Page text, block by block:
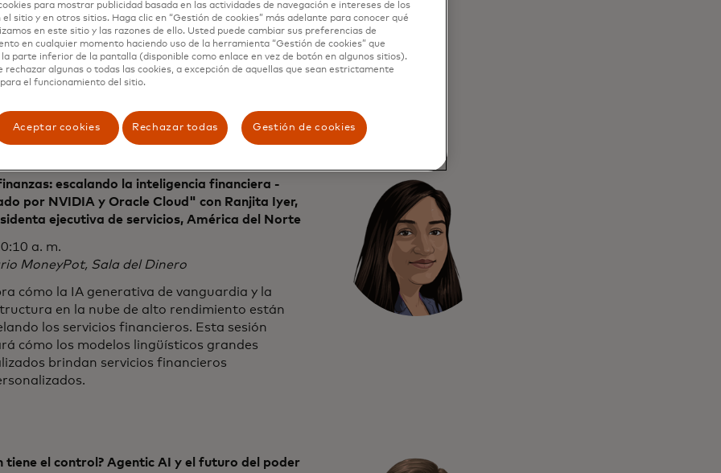
por el consumidor en la personalización
de los clientes, ayudando a impulsar el
y la fidelización, profundizando en la siguiente
las finanzas abiertas.
27 de octubre
escalando la inteligencia financiera -
por NVIDIA y Oracle Cloud" con Ranjita Iyer,
ejecutiva de servicios, América del Norte
a. m.
MoneyPot, Sala del Dinero
cómo la IA generativa de vanguardia y la
en la nube de alto rendimiento están
los servicios financieros. Esta sesión
cómo los modelos lingüísticos grandes
brindan servicios financieros
tiene el control? Agentic AI y el futuro del poder
para mostrar publicidad basada en las actividades de navegación e intereses de los
el sitio y en otros sitios. Haga clic en “Gestión de cookies” más adelante para conocer qué
en este sitio y las razones de ello. Usted puede cambiar sus preferencias de
en cualquier momento haciendo uso de la herramienta “Gestión de cookies” que
la parte inferior de la pantalla (disponible como enlace en vez de botón en algunos sitios).
rechazar algunas o todas las cookies, a excepción de aquellas que sean estrictamente
el funcionamiento del sitio.
Aceptar cookies Rechazar todas Gestión de cookies